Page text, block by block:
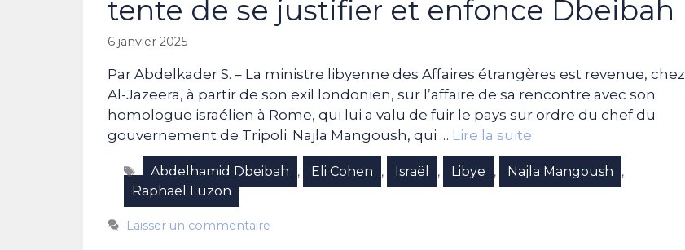
tente de se justifier et enfonce Dbeibah
6 janvier 2025
Par Abdelkader S. – La ministre libyenne des Affaires étrangères est revenue, chez
Al-Jazeera, à partir de son exil londonien, sur l’affaire de sa rencontre avec son
homologue israélien à Rome, qui lui a valu de fuir le pays sur ordre du chef du
gouvernement de Tripoli. Najla Mangoush, qui … Lire la suite
Étiquettes
Abdelhamid Dbeibah , Eli Cohen , Israël , Libye , Najla Mangoush ,
Raphaël Luzon
Laisser un commentaire